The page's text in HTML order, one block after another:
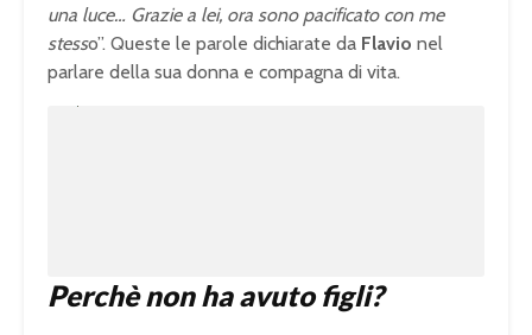
una luce… Grazie a lei, ora sono pacificato con me
stesso”. Queste le parole dichiarate da Flavio nel
parlare della sua donna e compagna di vita.
Perchè non ha avuto figli?